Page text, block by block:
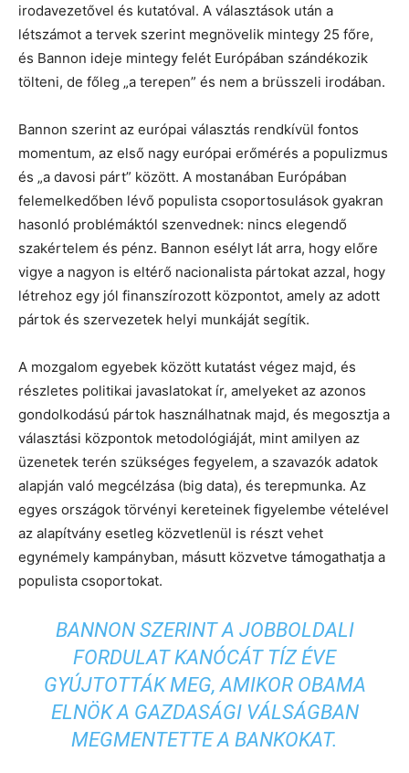
irodavezetővel és kutatóval. A választások után a
létszámot a tervek szerint megnövelik mintegy 25 főre,
és Bannon ideje mintegy felét Európában szándékozik
tölteni, de főleg „a terepen” és nem a brüsszeli irodában.
Bannon szerint az európai választás rendkívül fontos
momentum, az első nagy európai erőmérés a populizmus
és „a davosi párt” között. A mostanában Európában
felemelkedőben lévő populista csoportosulások gyakran
hasonló problémáktól szenvednek: nincs elegendő
szakértelem és pénz. Bannon esélyt lát arra, hogy előre
vigye a nagyon is eltérő nacionalista pártokat azzal, hogy
létrehoz egy jól finanszírozott központot, amely az adott
pártok és szervezetek helyi munkáját segítik.
A mozgalom egyebek között kutatást végez majd, és
részletes politikai javaslatokat ír, amelyeket az azonos
gondolkodású pártok használhatnak majd, és megosztja a
választási központok metodológiáját, mint amilyen az
üzenetek terén szükséges fegyelem, a szavazók adatok
alapján való megcélzása (big data), és terepmunka. Az
egyes országok törvényi kereteinek figyelembe vételével
az alapítvány esetleg közvetlenül is részt vehet
egynémely kampányban, másutt közvetve támogathatja a
populista csoportokat.
BANNON SZERINT A JOBBOLDALI
FORDULAT KANÓCÁT TÍZ ÉVE
GYÚJTOTTÁK MEG, AMIKOR OBAMA
ELNÖK A GAZDASÁGI VÁLSÁGBAN
MEGMENTETTE A BANKOKAT.